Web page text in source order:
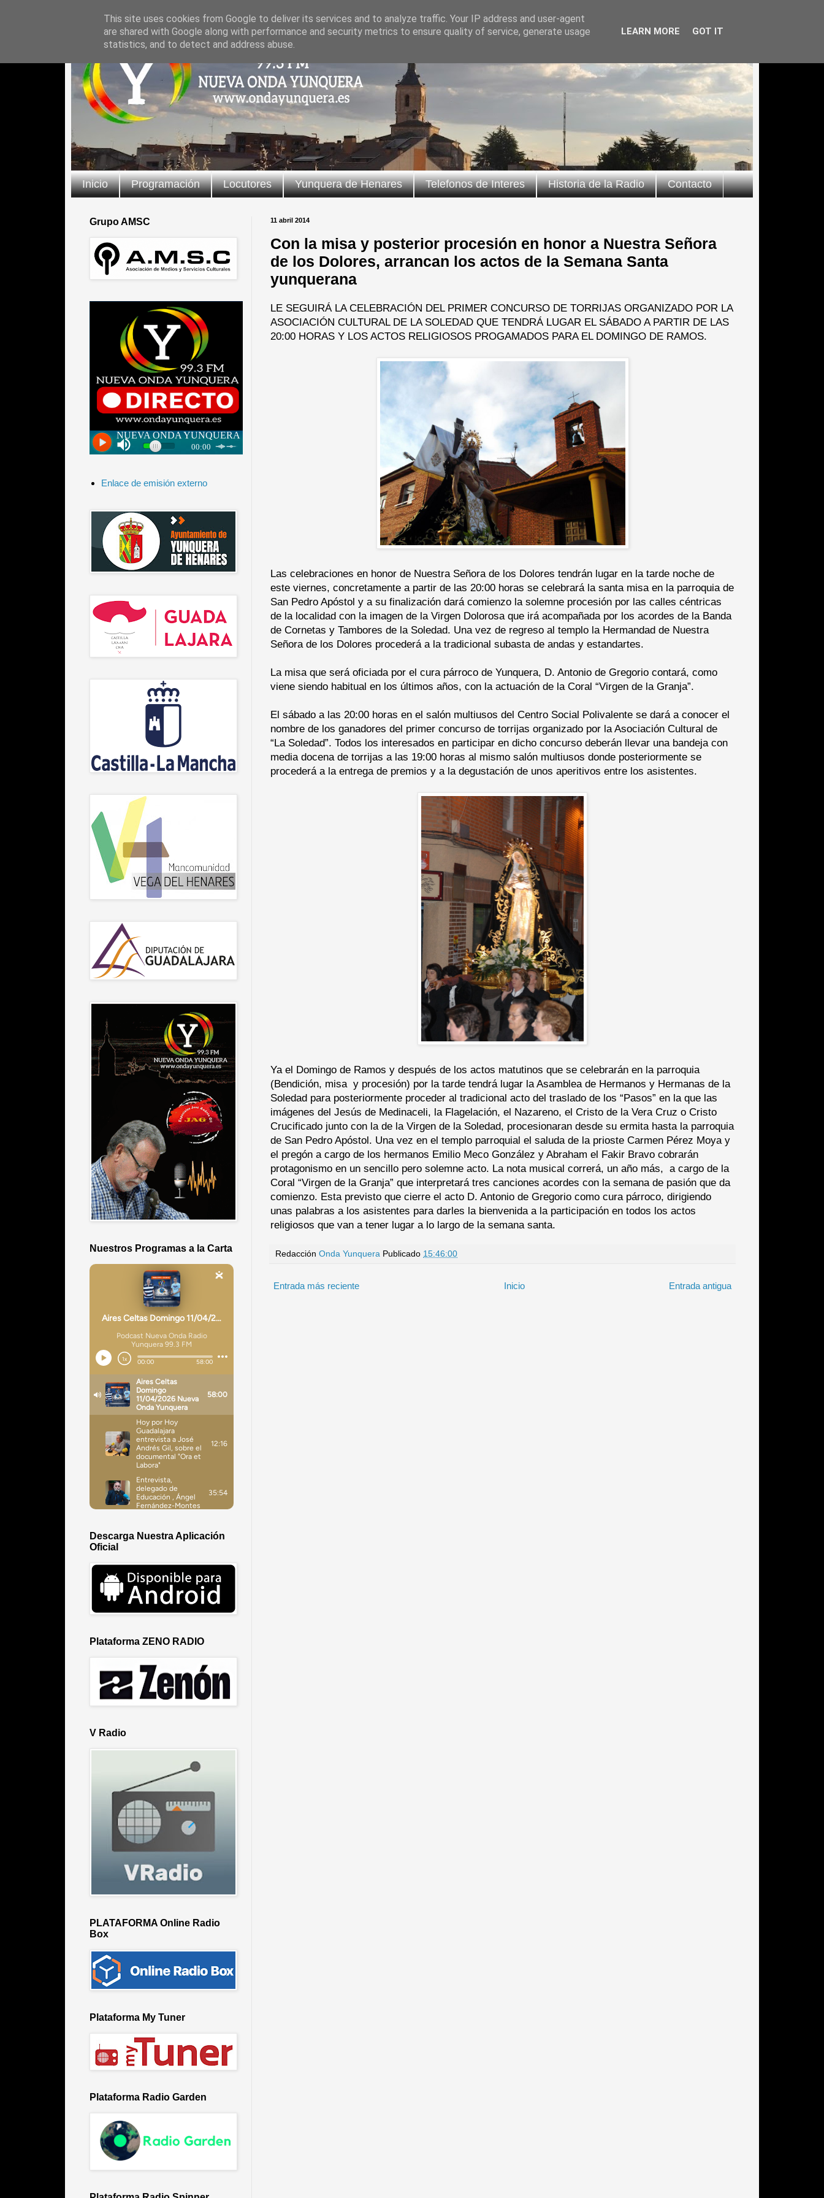
Inicio Programación Locutores Yunquera de Henares Telefonos de Interes Historia de la Radio Contacto
11 abril 2014
Con la misa y posterior procesión en honor a Nuestra Señora
de los Dolores, arrancan los actos de la Semana Santa
yunquerana
LE SEGUIRÁ LA CELEBRACIÓN DEL PRIMER CONCURSO DE TORRIJAS ORGANIZADO POR LA
ASOCIACIÓN CULTURAL DE LA SOLEDAD QUE TENDRÁ LUGAR EL SÁBADO A PARTIR DE LAS
20:00 HORAS Y LOS ACTOS RELIGIOSOS PROGAMADOS PARA EL DOMINGO DE RAMOS.
Las celebraciones en honor de Nuestra Señora de los Dolores tendrán lugar en la tarde noche de
este viernes, concretamente a partir de las 20:00 horas se celebrará la santa misa en la parroquia de
San Pedro Apóstol y a su finalización dará comienzo la solemne procesión por las calles céntricas
de la localidad con la imagen de la Virgen Dolorosa que irá acompañada por los acordes de la Banda
de Cornetas y Tambores de la Soledad. Una vez de regreso al templo la Hermandad de Nuestra
Señora de los Dolores procederá a la tradicional subasta de andas y estandartes.
La misa que será oficiada por el cura párroco de Yunquera, D. Antonio de Gregorio contará, como
viene siendo habitual en los últimos años, con la actuación de la Coral “Virgen de la Granja”.
El sábado a las 20:00 horas en el salón multiusos del Centro Social Polivalente se dará a conocer el
nombre de los ganadores del primer concurso de torrijas organizado por la Asociación Cultural de
“La Soledad”. Todos los interesados en participar en dicho concurso deberán llevar una bandeja con
media docena de torrijas a las 19:00 horas al mismo salón multiusos donde posteriormente se
procederá a la entrega de premios y a la degustación de unos aperitivos entre los asistentes.
Ya el Domingo de Ramos y después de los actos matutinos que se celebrarán en la parroquia
(Bendición, misa y procesión) por la tarde tendrá lugar la Asamblea de Hermanos y Hermanas de la
Soledad para posteriormente proceder al tradicional acto del traslado de los “Pasos” en la que las
imágenes del Jesús de Medinaceli, la Flagelación, el Nazareno, el Cristo de la Vera Cruz o Cristo
Crucificado junto con la de la Virgen de la Soledad, procesionaran desde su ermita hasta la parroquia
de San Pedro Apóstol. Una vez en el templo parroquial el saluda de la prioste Carmen Pérez Moya y
el pregón a cargo de los hermanos Emilio Meco González y Abraham el Fakir Bravo cobrarán
protagonismo en un sencillo pero solemne acto. La nota musical correrá, un año más, a cargo de la
Coral “Virgen de la Granja” que interpretará tres canciones acordes con la semana de pasión que da
comienzo. Esta previsto que cierre el acto D. Antonio de Gregorio como cura párroco, dirigiendo
unas palabras a los asistentes para darles la bienvenida a la participación en todos los actos
religiosos que van a tener lugar a lo largo de la semana santa.
Redacción Onda Yunquera Publicado 15:46:00
Entrada más reciente Entrada antigua
Inicio
Grupo AMSC
Enlace de emisión externo
Nuestros Programas a la Carta
Descarga Nuestra Aplicación
Oficial
Plataforma ZENO RADIO
V Radio
PLATAFORMA Online Radio
Box
Plataforma My Tuner
Plataforma Radio Garden
This site uses cookies from Google to deliver its services and to analyze traffic. Your IP address and user-agent
are shared with Google along with performance and security metrics to ensure quality of service, generate usage
statistics, and to detect and address abuse.
LEARN MORE GOT IT